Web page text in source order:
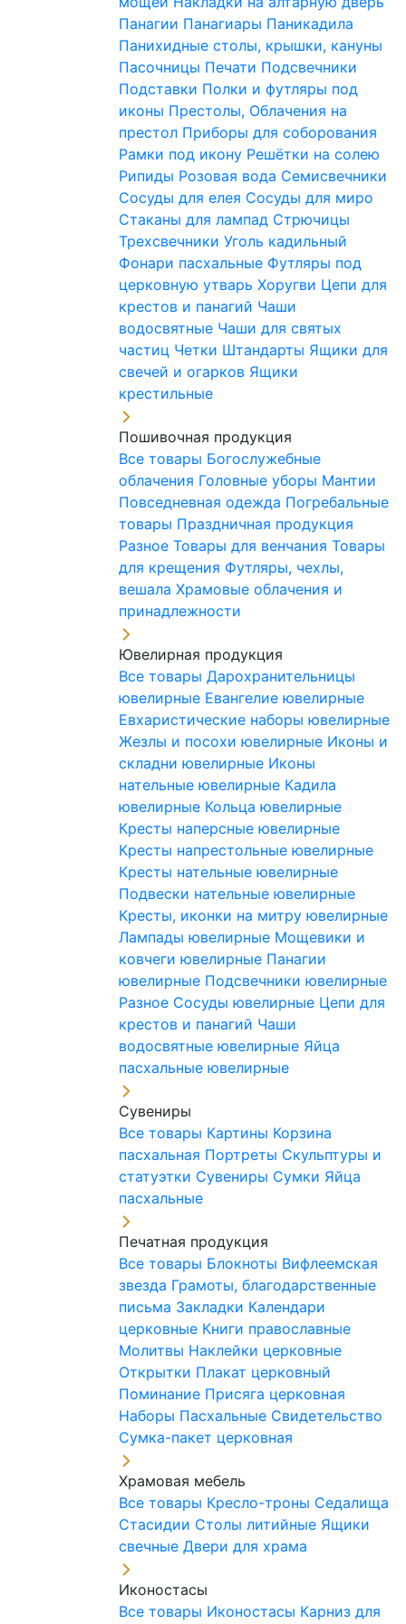
Панагии Панагиары Паникадила
Панихидные столы, крышки, кануны
Пасочницы Печати Подсвечники
Подставки Полки и футляры под
иконы Престолы, Облачения на
престол Приборы для соборования
Рамки под икону Решётки на солею
Рипиды Розовая вода Семисвечники
Сосуды для елея Сосуды для миро
Стаканы для лампад Стрючицы
Трехсвечники Уголь кадильный
Фонари пасхальные Футляры под
церковную утварь Хоругви Цепи для
крестов и панагий Чаши
водосвятные Чаши для святых
частиц Четки Штандарты Ящики для
свечей и огарков Ящики
крестильные
Пошивочная продукция
Все товары Богослужебные
облачения Головные уборы Мантии
Повседневная одежда Погребальные
товары Праздничная продукция
Разное Товары для венчания Товары
для крещения Футляры, чехлы,
вешала Храмовые облачения и
принадлежности
Ювелирная продукция
Все товары Дарохранительницы
ювелирные Евангелие ювелирные
Евхаристические наборы ювелирные
Жезлы и посохи ювелирные Иконы и
складни ювелирные Иконы
нательные ювелирные Кадила
ювелирные Кольца ювелирные
Кресты наперсные ювелирные
Кресты напрестольные ювелирные
Кресты нательные ювелирные
Подвески нательные ювелирные
Кресты, иконки на митру ювелирные
Лампады ювелирные Мощевики и
ковчеги ювелирные Панагии
ювелирные Подсвечники ювелирные
Разное Сосуды ювелирные Цепи для
крестов и панагий Чаши
водосвятные ювелирные Яйца
пасхальные ювелирные
Сувениры
Все товары Картины Корзина
пасхальная Портреты Скульптуры и
статуэтки Сувениры Сумки Яйца
пасхальные
Печатная продукция
Все товары Блокноты Вифлеемская
звезда Грамоты, благодарственные
письма Закладки Календари
церковные Книги православные
Молитвы Наклейки церковные
Открытки Плакат церковный
Поминание Присяга церковная
Наборы Пасхальные Свидетельство
Сумка-пакет церковная
Храмовая мебель
Все товары Кресло-троны Седалища
Стасидии Столы литийные Ящики
свечные Двери для храма
Иконостасы
Все товары Иконостасы Карниз для